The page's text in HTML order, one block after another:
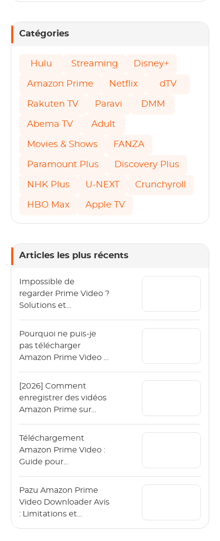
Catégories
Hulu Streaming Disney+
Amazon Prime Netflix dTV
Rakuten TV Paravi DMM
Abema TV Adult
Movies & Shows FANZA
Paramount Plus Discovery Plus
NHK Plus U-NEXT Crunchyroll
HBO Max Apple TV
Articles les plus récents
Impossible de
regarder Prime Video ?
Solutions et
Pourquoi ne puis-je
pas télécharger
Amazon Prime Video ?
2026
[2026] Comment
enregistrer des vidéos
Amazon Prime sur
Téléchargement
Amazon Prime Video :
Guide pour
Amazon Prime
Pazu Amazon Prime
Video Downloader Avis
: Limitations et